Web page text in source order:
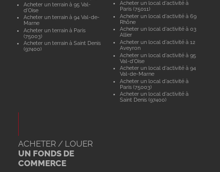
Acheter un terrain à 95 Val-
d'Oise
Acheter un terrain à 94 Val-de-
Marne
Acheter un terrain à Paris
(75003)
Acheter un terrain à Saint Denis
(97400)
Acheter un local d'activité à
Paris (75011)
Acheter un local d'activité à 69
Rhône
Acheter un local d'activité à 03
Allier
Acheter un local d'activité à 12
Aveyron
Acheter un local d'activité à 95
Val-d'Oise
Acheter un local d'activité à 94
Val-de-Marne
Acheter un local d'activité à
Paris (75003)
Acheter un local d'activité à
Saint Denis (97400)
ACHETER / LOUER
UN FONDS DE
COMMERCE